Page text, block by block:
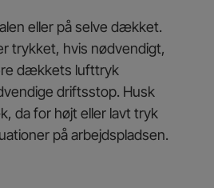
eller på selve dækket.
trykket, hvis nødvendigt,
dækkets lufttryk
driftsstop. Husk
da for højt eller lavt tryk
på arbejdspladsen.